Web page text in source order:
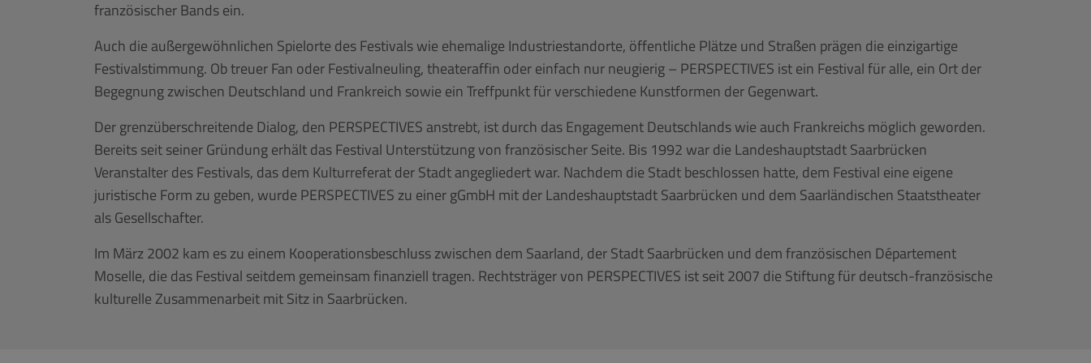
französischer Bands ein.
Auch die außergewöhnlichen Spielorte des Festivals wie ehemalige Industriestandorte, öffentliche Plätze und Straßen prägen die einzigartige
Festivalstimmung. Ob treuer Fan oder Festivalneuling, theateraffin oder einfach nur neugierig – PERSPECTIVES ist ein Festival für alle, ein Ort der
Begegnung zwischen Deutschland und Frankreich sowie ein Treffpunkt für verschiedene Kunstformen der Gegenwart.
Der grenzüberschreitende Dialog, den PERSPECTIVES anstrebt, ist durch das Engagement Deutschlands wie auch Frankreichs möglich geworden.
Bereits seit seiner Gründung erhält das Festival Unterstützung von französischer Seite. Bis 1992 war die Landeshauptstadt Saarbrücken
Veranstalter des Festivals, das dem Kulturreferat der Stadt angegliedert war. Nachdem die Stadt beschlossen hatte, dem Festival eine eigene
juristische Form zu geben, wurde PERSPECTIVES zu einer gGmbH mit der Landeshauptstadt Saarbrücken und dem Saarländischen Staatstheater
als Gesellschafter.
Im März 2002 kam es zu einem Kooperationsbeschluss zwischen dem Saarland, der Stadt Saarbrücken und dem französischen Département
Moselle, die das Festival seitdem gemeinsam finanziell tragen. Rechtsträger von PERSPECTIVES ist seit 2007 die Stiftung für deutsch-französische
kulturelle Zusammenarbeit mit Sitz in Saarbrücken.